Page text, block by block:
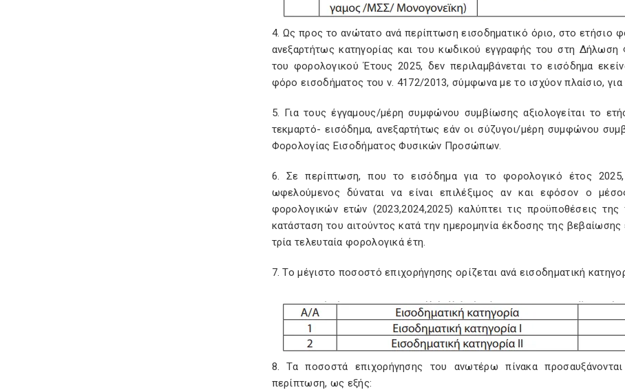
4. Ως προς το ανώτατο ανά περίπτωση εισοδηματικό όριο, στο ετήσιο
ανεξαρτήτως κατηγορίας και του κωδικού εγγραφής του στη
του φορολογικού Έτους 2025, δεν περιλαμβάνεται το εισόδημα
φόρο εισοδήματος του ν. 4172/2013, σύμφωνα με το ισχύον πλαίσιο,
5. Για τους έγγαμους/μέρη συμφώνου συμβίωσης αξιολογείται το
τεκμαρτό- εισόδημα, ανεξαρτήτως εάν οι σύζυγοι/μέρη συμφώνου
Φορολογίας Εισοδήματος Φυσικών Προσώπων.
6. Σε περίπτωση, που το εισόδημα για το φορολογικό έτος
ωφελούμενος δύναται να είναι επιλέξιμος αν και εφόσον ο
φορολογικών ετών (2023,2024,2025) καλύπτει τις προϋποθέσεις
κατάσταση του αιτούντος κατά την ημερομηνία έκδοσης της βεβαίωσης
τρία τελευταία φορολογικά έτη.
7. Το μέγιστο ποσοστό επιχορήγησης ορίζεται ανά εισοδηματική
8. Τα ποσοστά επιχορήγησης του ανωτέρω πίνακα
περίπτωση, ως εξής: